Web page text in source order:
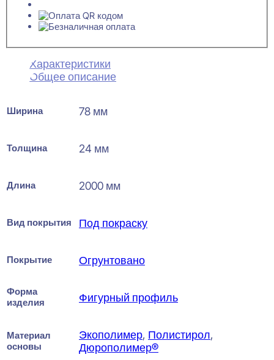
Характеристики
Общее описание
Ширина 78 мм
Толщина 24 мм
Длина 2000 мм
Вид покрытия Под покраску
Покрытие Огрунтовано
Форма
изделия
Фигурный профиль
Материал
основы
Экополимер, Полистирол,
Дюрополимер®